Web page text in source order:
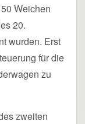
Weichen
20.
wurden. Erst
für die
zu
zweiten